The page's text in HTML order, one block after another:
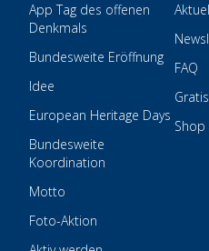
App Tag des offenen
Denkmals
Bundesweite Eröffnung
Idee
European Heritage Days
Bundesweite
Koordination
Motto
Foto-Aktion
FAQ
Shop